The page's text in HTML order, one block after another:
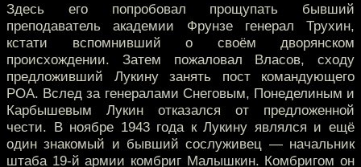
Здесь его попробовал прощупать бывший
преподаватель академии Фрунзе генерал Трухин,
кстати вспомнивший о своём дворянском
происхождении. Затем пожаловал Власов, сходу
предложивший Лукину занять пост командующего
РОА. Вслед за генералами Снеговым, Понеделиным и
Карбышевым Лукин отказался от предложенной
чести. В ноябре 1943 года к Лукину являлся и ещё
один знакомый и бывший сослуживец — начальник
штаба 19-й армии комбриг Малышкин. Комбригом он